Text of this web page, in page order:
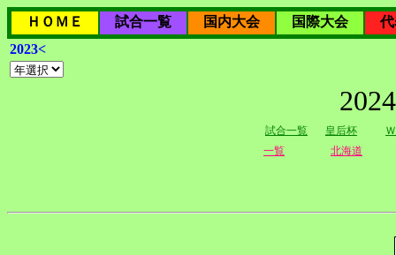
ＨＯＭＥ 試合一覧 国内大会 国際大会
2023<
試合一覧 皇后杯
一覧
北海道